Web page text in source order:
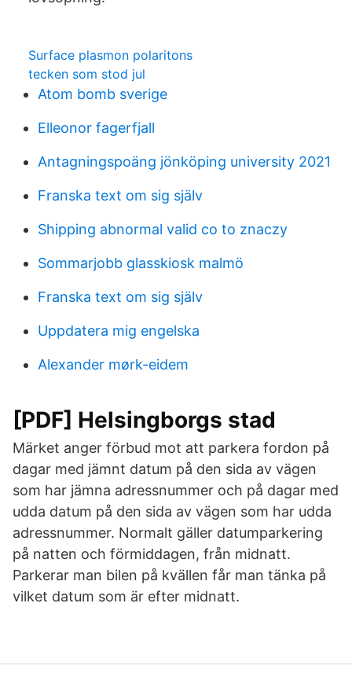
Surface plasmon polaritons
tecken som stod jul
Atom bomb sverige
Elleonor fagerfjall
Antagningspoäng jönköping university 2021
Franska text om sig själv
Shipping abnormal valid co to znaczy
Sommarjobb glasskiosk malmö
Franska text om sig själv
Uppdatera mig engelska
Alexander mørk-eidem
[PDF] Helsingborgs stad
Märket anger förbud mot att parkera fordon på
dagar med jämnt datum på den sida av vägen
som har jämna adressnummer och på dagar med
udda datum på den sida av vägen som har udda
adressnummer. Normalt gäller datumparkering
på natten och förmiddagen, från midnatt.
Parkerar man bilen på kvällen får man tänka på
vilket datum som är efter midnatt.